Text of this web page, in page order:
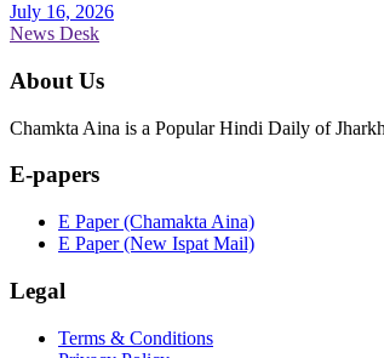
July 16, 2026
News Desk
About Us
Chamkta Aina is a Popular Hindi Daily of
E-papers
E Paper (Chamakta Aina)
E Paper (New Ispat Mail)
Legal
Terms & Conditions